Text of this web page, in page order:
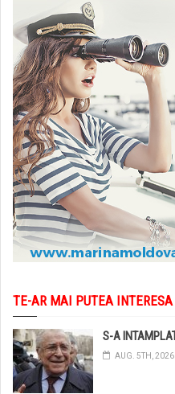
TE-AR MAI PUTEA INTERESA
S-A
AUG. 5TH, 2026